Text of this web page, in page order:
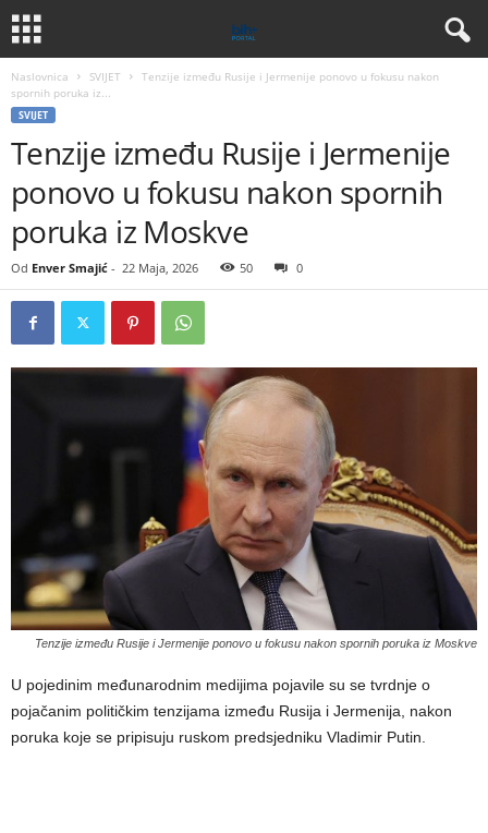
Naslovnica SVIJET
Tenzije između Rusije i Jermenije ponovo u fokusu nakon
spornih poruka iz...
SVIJET
Tenzije između Rusije i Jermenije
ponovo u fokusu nakon spornih
poruka iz Moskve
Od Enver Smajić - 22 Maja, 2026 50 0
Tenzije između Rusije i Jermenije ponovo u fokusu nakon spornih poruka iz Moskve
U pojedinim međunarodnim medijima pojavile su se tvrdnje o
pojačanim političkim tenzijama između Rusija i Jermenija, nakon
poruka koje se pripisuju ruskom predsjedniku Vladimir Putin.